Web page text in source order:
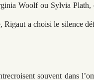
Woolf ou Sylvia Plath,
Rigaut a choisi le silence
souvent dans